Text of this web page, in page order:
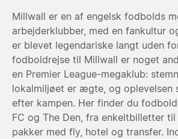
Millwall er en af engelsk fodbolds
arbejderklubber, med en fankultur
er blevet legendariske langt uden
fodboldrejse til Millwall er noget
en Premier League-megaklub:
lokalmiljøet er ægte, og oplevelsen
efter kampen. Her finder du
FC og The Den, fra enkeltbilletter
pakker med fly, hotel og transfer.